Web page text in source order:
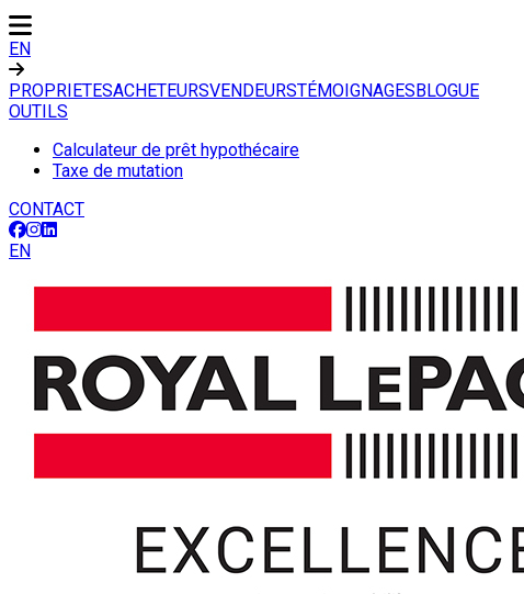
EN
PROPRIETESACHETEURSVENDEURSTÉMOIGNAGESBLOGUE
OUTILS
Calculateur de prêt hypothécaire
Taxe de mutation
CONTACT
EN